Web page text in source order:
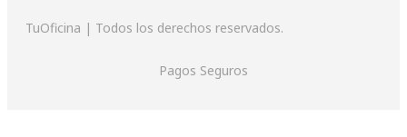
TuOficina | Todos los derechos reservados.
Pagos Seguros